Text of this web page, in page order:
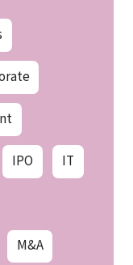
IPO IT
M&A